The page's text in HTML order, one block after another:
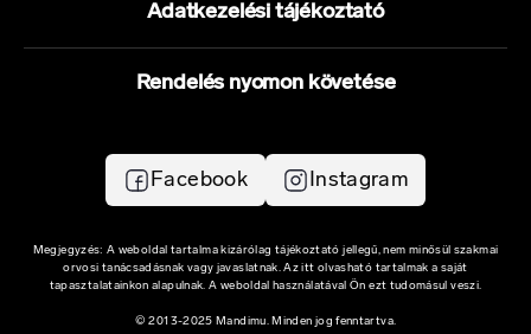
Adatkezelési tájékoztató
Rendelés nyomon követése
Facebook Instagram
Megjegyzés: A weboldal tartalma kizárólag tájékoztató jellegű, nem minősül szakmai
orvosi tanácsadásnak vagy javaslatnak. Az itt olvasható tartalmak a saját
tapasztalatainkon alapulnak. A weboldal használatával Ön ezt tudomásul veszi.
© 2013-2025 Mandimu. Minden jog fenntartva.